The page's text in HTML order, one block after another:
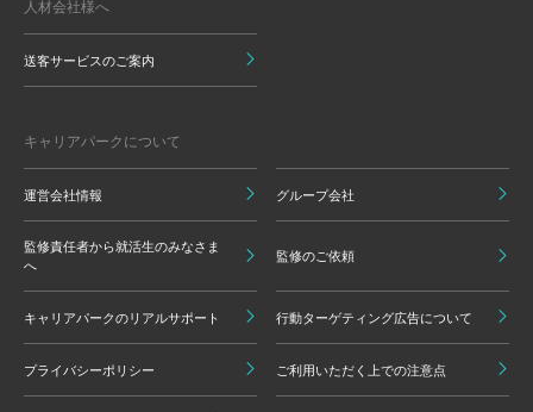
人材会社様へ
送客サービスのご案内
キャリアパークについて
運営会社情報 グループ会社
監修責任者から就活生のみなさま
へ
監修のご依頼
キャリアパークのリアルサポート 行動ターゲティング広告について
プライバシーポリシー ご利用いただく上での注意点